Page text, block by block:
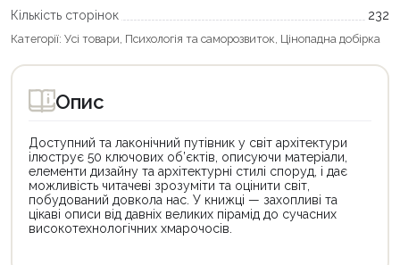
Кількість сторінок
232
Категорії: Усі товари Психологія та саморозвиток Цінопадна добірка
Опис
Доступний та лаконічний путівник у світ архітектури
ілюструє 50 ключових об’єктів, описуючи матеріали,
елементи дизайну та архітектурні стилі споруд, і дає
можливість читачеві зрозуміти та оцінити світ,
побудований довкола нас. У книжці — захопливі та
цікаві описи від давніх великих пірамід до сучасних
високо­технологічних хмарочосів.